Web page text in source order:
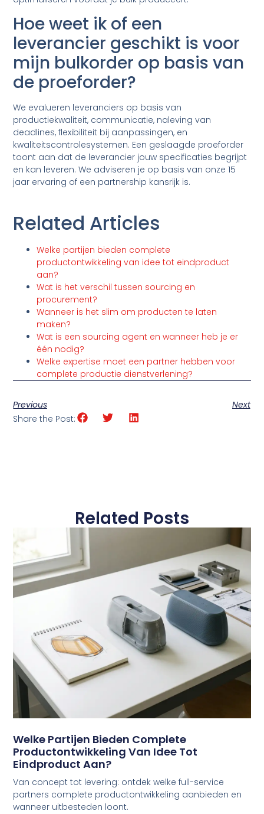
Hoe weet ik of een
leverancier geschikt is voor
mijn bulkorder op basis van
de proeforder?
We evalueren leveranciers op basis van
productiekwaliteit, communicatie, naleving van
deadlines, flexibiliteit bij aanpassingen, en
kwaliteitscontrolesystemen. Een geslaagde proeforder
toont aan dat de leverancier jouw specificaties begrijpt
en kan leveren. We adviseren je op basis van onze 15
jaar ervaring of een partnership kansrijk is.
Related Articles
Welke partijen bieden complete
productontwikkeling van idee tot eindproduct
aan?
Wat is het verschil tussen sourcing en
procurement?
Wanneer is het slim om producten te laten
maken?
Wat is een sourcing agent en wanneer heb je er
één nodig?
Welke expertise moet een partner hebben voor
complete productie dienstverlening?
Previous
Next
Share the Post:
Related Posts
Welke Partijen Bieden Complete
Productontwikkeling Van Idee Tot
Eindproduct Aan?
Van concept tot levering: ontdek welke full-service
partners complete productontwikkeling aanbieden en
wanneer uitbesteden loont.